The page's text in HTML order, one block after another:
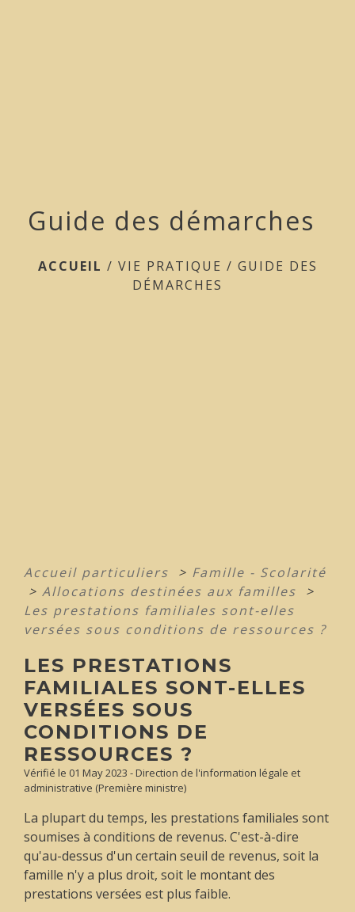
Guide des démarches
ACCUEIL / VIE PRATIQUE / GUIDE DES
DÉMARCHES
Accueil particuliers > Famille - Scolarité
> Allocations destinées aux familles
>
Les prestations familiales sont-elles
versées sous conditions de ressources ?
LES PRESTATIONS
FAMILIALES SONT-ELLES
VERSÉES SOUS
CONDITIONS DE
RESSOURCES ?
Vérifié le 01 May 2023 - Direction de l'information légale et
administrative (Première ministre)
La plupart du temps, les prestations familiales sont
soumises à conditions de revenus. C'est-à-dire
qu'au-dessus d'un certain seuil de revenus, soit la
famille n'y a plus droit, soit le montant des
prestations versées est plus faible.